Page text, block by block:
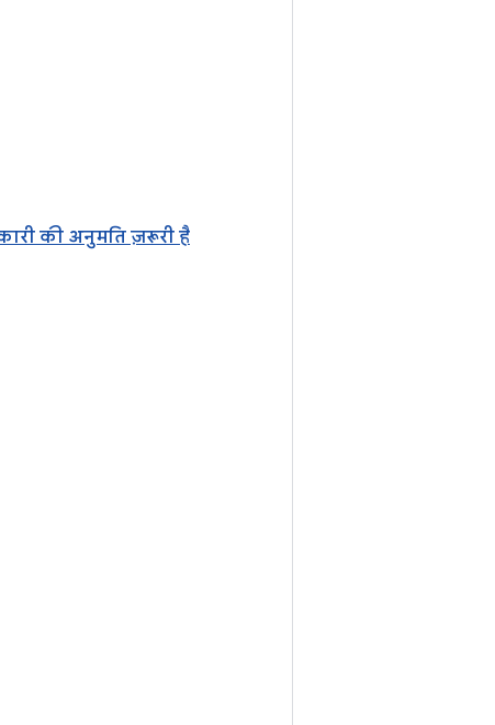
की अनुमति ज़रूरी है